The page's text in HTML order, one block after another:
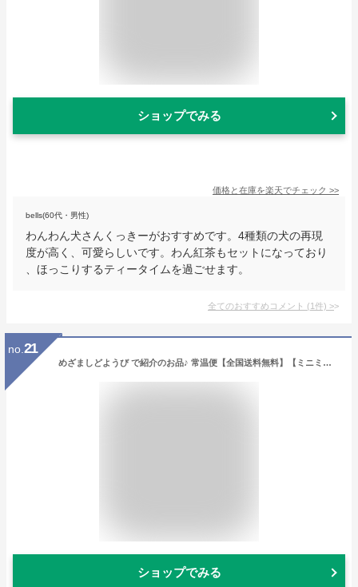
ショップでみる
価格と在庫を楽天でチェック >>
bells(60代・男性)
わんわん犬さんくっきーがおすすめです。4種類の犬の再現
度が高く、可愛らしいです。わん紅茶もセットになっており
、ほっこりするティータイムを過ごせます。
全てのおすすめコメント (1件) >
no. 21
めざましどようび で紹介のお品♪ 常温便【全国送料無料】【ミニミニ肉球フロランタン】1缶10枚入 缶クッキー お菓子のミカタ スイーツ お取り寄せ 日時指定不可
ショップでみる